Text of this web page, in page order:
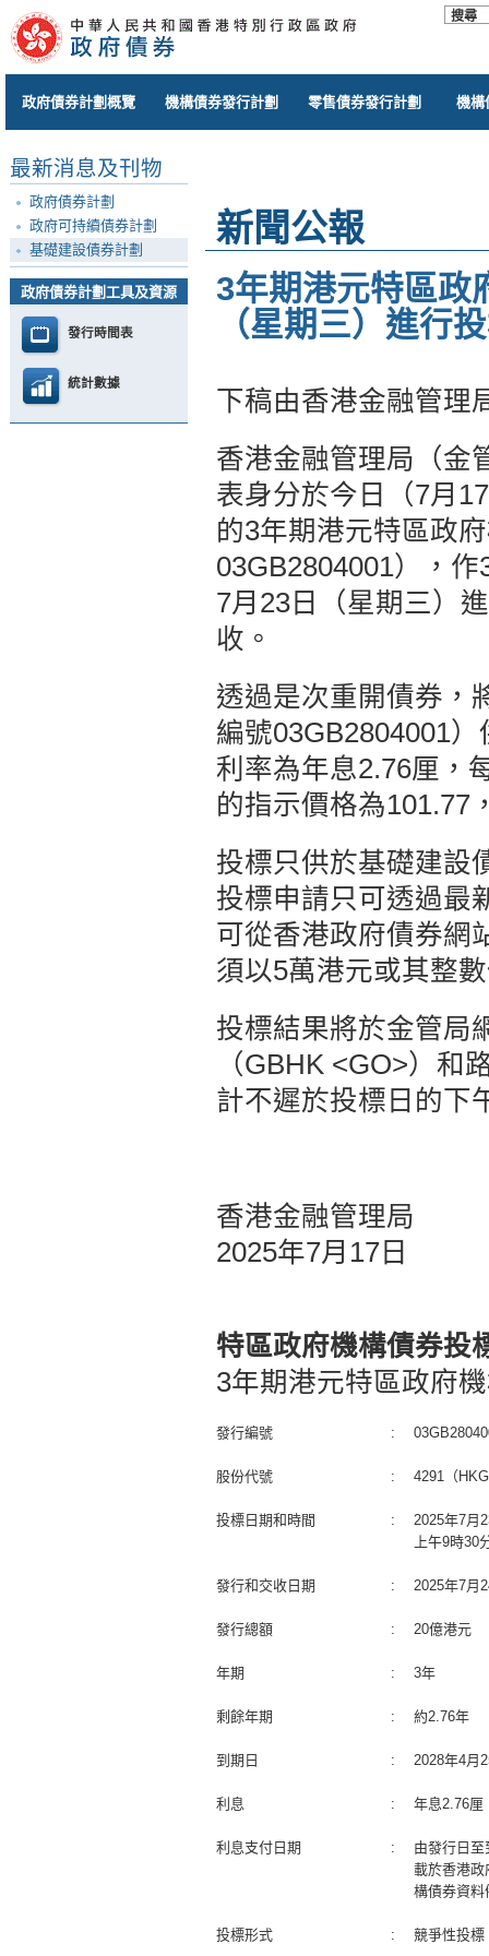
政府債券計劃概覽 機構債券發行計劃 零售債券發行計劃 機構
最新消息及刊物
政府債券計劃
政府可持續債券計劃
基礎建設債券計劃
政府債券計劃工具及資源
發行時間表
統計數據
新聞公報
3年期港元特區政
（星期三）進行
下稿由香港金融管理
香港金融管理局（金
表身分於今日（7月
的3年期港元特區政
03GB2804001），
7月23日（星期三）
收。
透過是次重開債券，
編號03GB2804001
利率為年息2.76厘，
的指示價格為101.77
投標只供於基礎建設
投標申請只可透過最
可從香港政府債券網
須以5萬港元或其整
投標結果將於金管局
（GBHK <GO>）和
計不遲於投標日的下
香港金融管理局
2025年7月17日
特區政府機構債券投
3年期港元特區政府
發行編號 :
股份代號 : 4291（
投標日期和時間 :
2025年7月
上午9時30
發行和交收日期 : 2025年7月
發行總額 : 20億港元
年期 : 3年
剩餘年期 : 約2.76年
到期日 : 2028年4月
利息 : 年息2.76厘
利息支付日期 :
由發行日
載於香港政
構債券資料
投標形式 : 競爭性投標